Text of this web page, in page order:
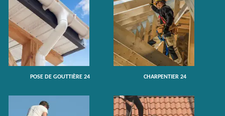
POSE DE GOUTTIÈRE 24 CHARPENTIER 24